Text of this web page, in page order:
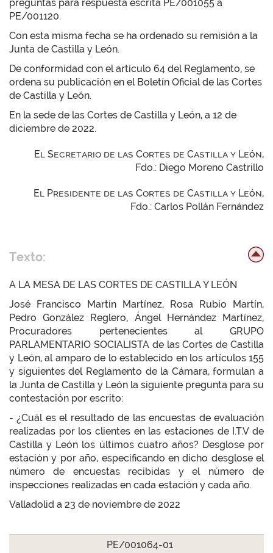
preguntas para respuesta escrita PE/001055 a
PE/001120.
Con esta misma fecha se ha ordenado su remisión a la
Junta de Castilla y León.
De conformidad con el artículo 64 del Reglamento, se
ordena su publicación en el Boletín Oficial de las Cortes
de Castilla y León.
En la sede de las Cortes de Castilla y León, a 12 de
diciembre de 2022.
El Secretario de las Cortes de Castilla y León,
Fdo.: Diego Moreno Castrillo
El Presidente de las Cortes de Castilla y León,
Fdo.: Carlos Pollán Fernández
Texto:
A LA MESA DE LAS CORTES DE CASTILLA Y LEÓN
José Francisco Martín Martínez, Rosa Rubio Martín,
Pedro González Reglero, Ángel Hernández Martínez,
Procuradores pertenecientes al GRUPO
PARLAMENTARIO SOCIALISTA de las Cortes de Castilla
y León, al amparo de lo establecido en los artículos 155
y siguientes del Reglamento de la Cámara, formulan a
la Junta de Castilla y León la siguiente pregunta para su
contestación por escrito:
- ¿Cuál es el resultado de las encuestas de evaluación
realizadas por los clientes en las estaciones de I.T.V de
Castilla y León los últimos cuatro años? Desglose por
estación y por año, especificando en dicho desglose el
número de encuestas recibidas y el número de
inspecciones realizadas en cada estación y cada año.
Valladolid a 23 de noviembre de 2022
PE/001064-01